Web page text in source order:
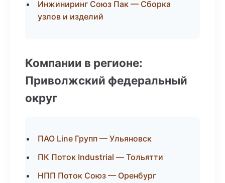
Инжиниринг Союз Пак — Сборка
узлов и изделий
Компании в регионе:
Приволжский федеральный
округ
ПАО Line Групп — Ульяновск
ПК Поток Industrial — Тольятти
НПП Поток Союз — Оренбург